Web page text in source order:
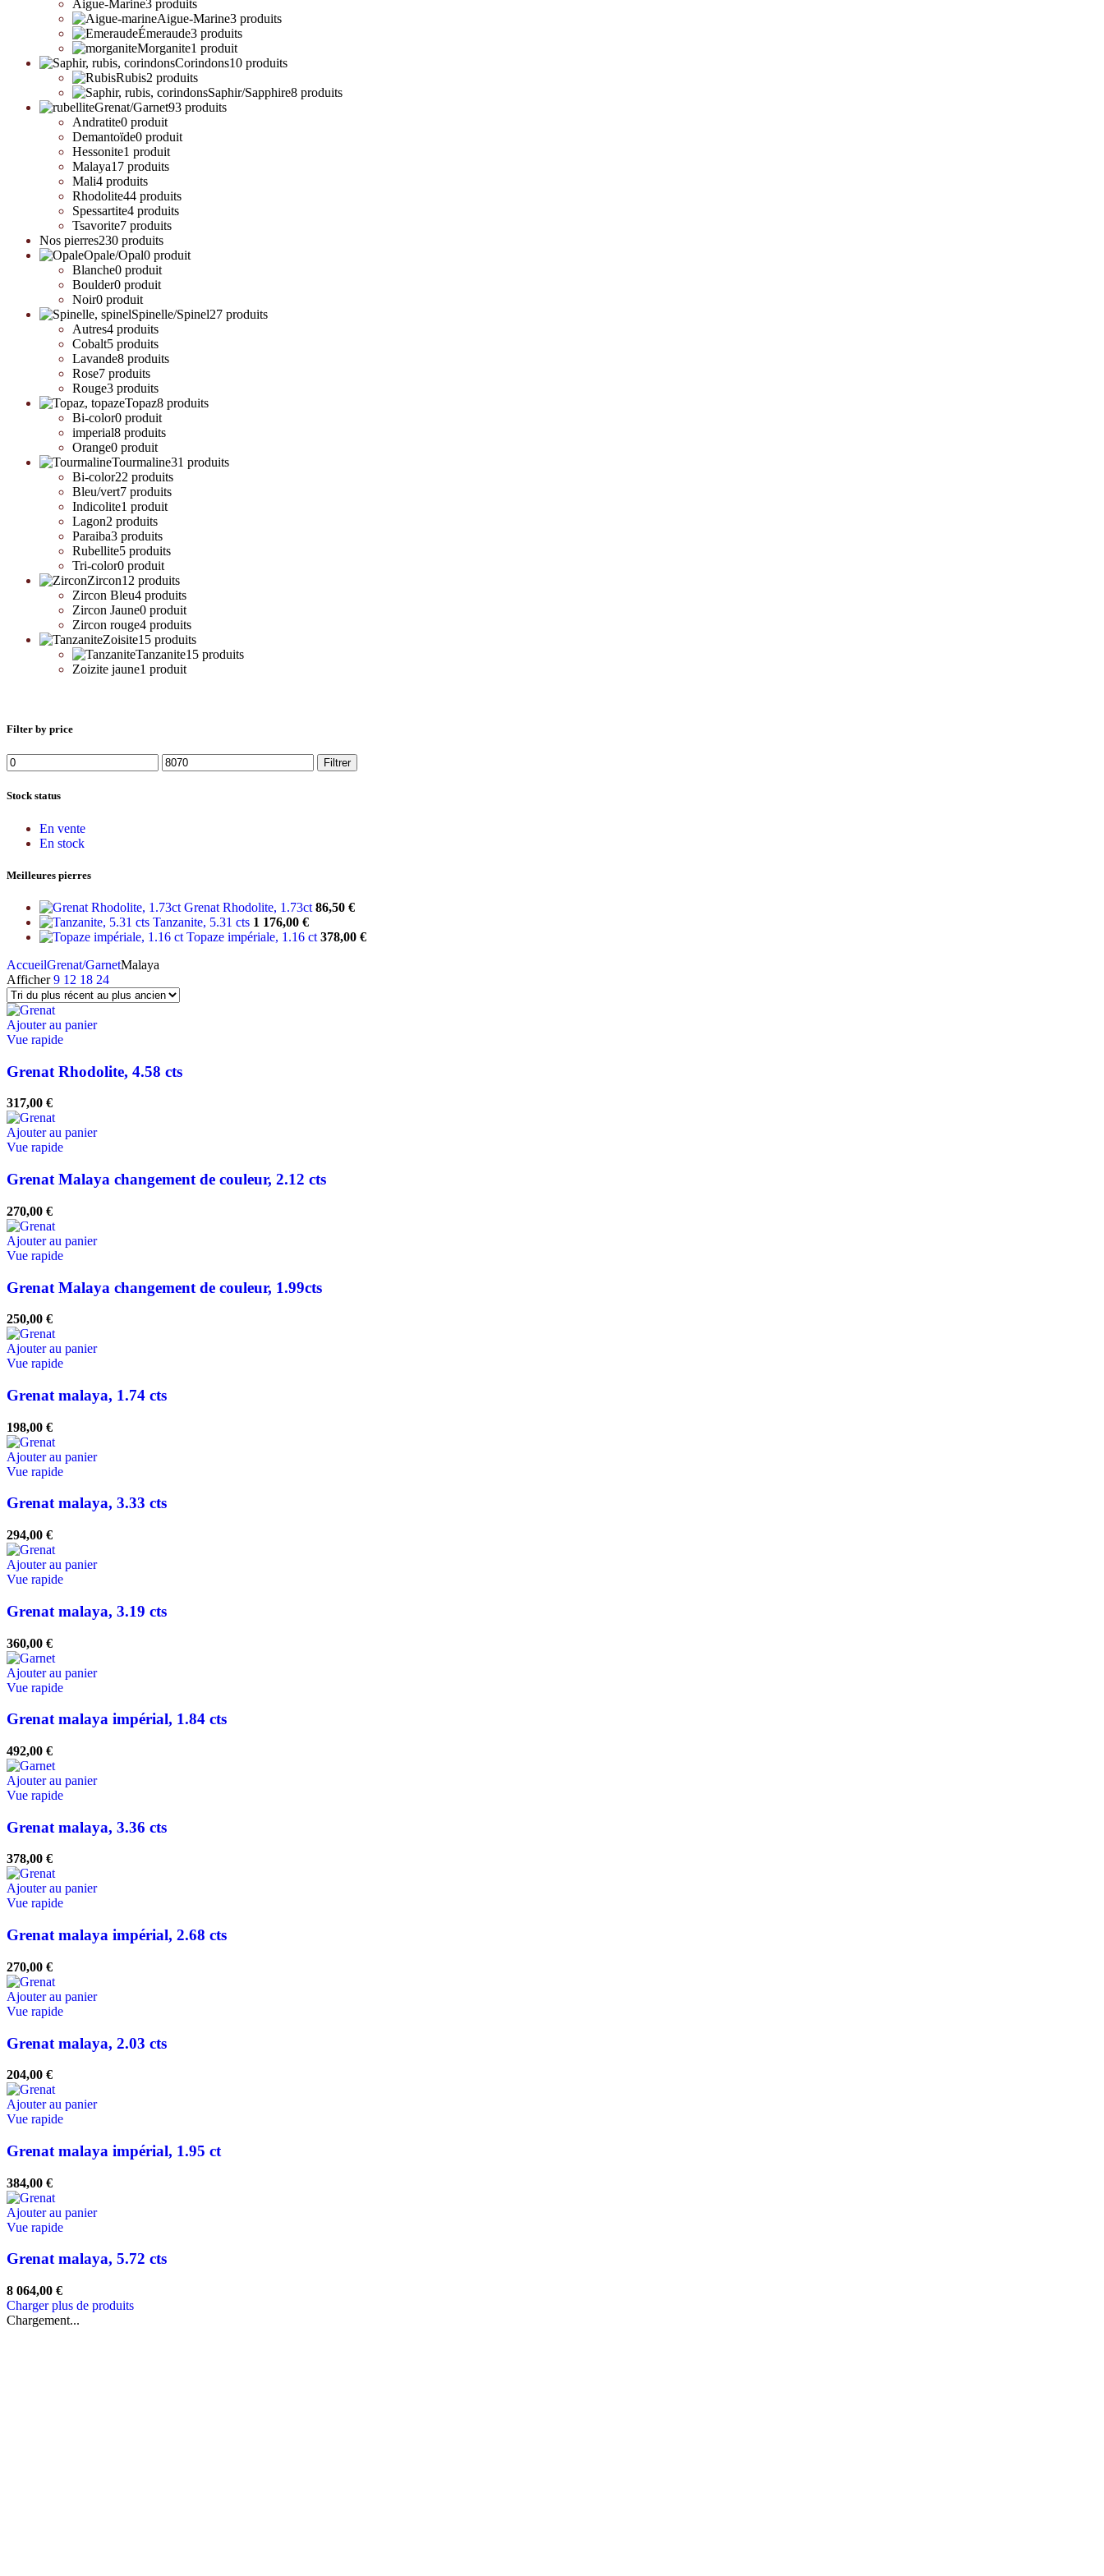
Aigue-Marine3 produits
Aigue-Marine3 produits
Émeraude3 produits
Morganite1 produit
Corindons10 produits
Rubis2 produits
Saphir/Sapphire8 produits
Grenat/Garnet93 produits
Andratite0 produit
Demantoïde0 produit
Hessonite1 produit
Malaya17 produits
Mali4 produits
Rhodolite44 produits
Spessartite4 produits
Tsavorite7 produits
Nos pierres230 produits
Opale/Opal0 produit
Blanche0 produit
Boulder0 produit
Noir0 produit
Spinelle/Spinel27 produits
Autres4 produits
Cobalt5 produits
Lavande8 produits
Rose7 produits
Rouge3 produits
Topaz8 produits
Bi-color0 produit
imperial8 produits
Orange0 produit
Tourmaline31 produits
Bi-color22 produits
Bleu/vert7 produits
Indicolite1 produit
Lagon2 produits
Paraiba3 produits
Rubellite5 produits
Tri-color0 produit
Zircon12 produits
Zircon Bleu4 produits
Zircon Jaune0 produit
Zircon rouge4 produits
Zoisite15 produits
Tanzanite15 produits
Zoizite jaune1 produit
Filter by price
Filtrer
Stock status
En vente
En stock
Meilleures pierres
Grenat Rhodolite, 1.73ct 86,50 €
Tanzanite, 5.31 cts 1 176,00 €
Topaze impériale, 1.16 ct 378,00 €
AccueilGrenat/GarnetMalaya
Afficher9 12 18 24
Ajouter au panier
Vue rapide
Grenat Rhodolite, 4.58 cts
317,00 €
Ajouter au panier
Vue rapide
Grenat Malaya changement de couleur, 2.12 cts
270,00 €
Ajouter au panier
Vue rapide
Grenat Malaya changement de couleur, 1.99cts
250,00 €
Ajouter au panier
Vue rapide
Grenat malaya, 1.74 cts
198,00 €
Ajouter au panier
Vue rapide
Grenat malaya, 3.33 cts
294,00 €
Ajouter au panier
Vue rapide
Grenat malaya, 3.19 cts
360,00 €
Ajouter au panier
Vue rapide
Grenat malaya impérial, 1.84 cts
492,00 €
Ajouter au panier
Vue rapide
Grenat malaya, 3.36 cts
378,00 €
Ajouter au panier
Vue rapide
Grenat malaya impérial, 2.68 cts
270,00 €
Ajouter au panier
Vue rapide
Grenat malaya, 2.03 cts
204,00 €
Ajouter au panier
Vue rapide
Grenat malaya impérial, 1.95 ct
384,00 €
Ajouter au panier
Vue rapide
Grenat malaya, 5.72 cts
8 064,00 €
Charger plus de produits
Chargement...